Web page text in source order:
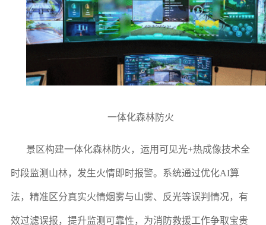
一体化森林防火
景区构建一体化森林防火，运用可见光+热成像技术全
时段监测山林，发生火情即时报警。系统通过优化AI算
法，精准区分真实火情烟雾与山雾、反光等误判情况，有
效过滤误报，提升监测可靠性，为消防救援工作争取宝贵